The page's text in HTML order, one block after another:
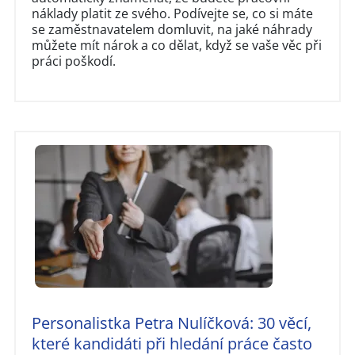
náklady platit ze svého. Podívejte se, co si máte
se zaměstnavatelem domluvit, na jaké náhrady
můžete mít nárok a co dělat, když se vaše věc při
práci poškodí.
Personalistka Petra Nulíčková: 30 věcí,
které kandidáti při hledání práce často